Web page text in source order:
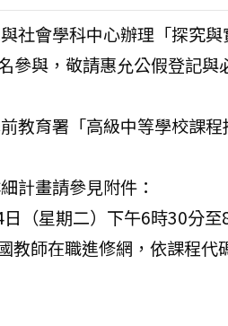
社會學科中心辦理「探究
參與，敬請惠允公假登記與
教育署「高級中等學校課
計畫請參見附件：
（星期二）下午6時30分
教師在職進修網，依課程